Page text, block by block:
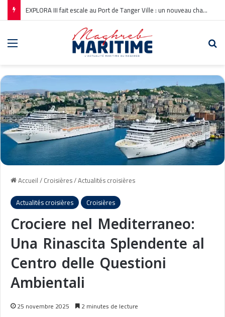
EXPLORA III fait escale au Port de Tanger Ville : un nouveau chapitre pour la croisière en Méditerranée
Accueil/Croisières/Actualités croisières
Actualités croisières
Croisières
Crociere nel Mediterraneo:
Una Rinascita Splendente al
Centro delle Questioni
Ambientali
25 novembre 2025 2 minutes de lecture